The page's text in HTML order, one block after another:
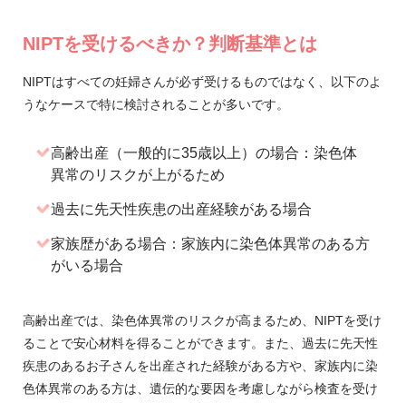
NIPTを受けるべきか？判断基準とは
NIPTはすべての妊婦さんが必ず受けるものではなく、以下のよ
うなケースで特に検討されることが多いです。
高齢出産（一般的に35歳以上）の場合：染色体
異常のリスクが上がるため
過去に先天性疾患の出産経験がある場合
家族歴がある場合：家族内に染色体異常のある方
がいる場合
高齢出産では、染色体異常のリスクが高まるため、NIPTを受け
ることで安心材料を得ることができます。また、過去に先天性
疾患のあるお子さんを出産された経験がある方や、家族内に染
色体異常のある方は、遺伝的な要因を考慮しながら検査を受け